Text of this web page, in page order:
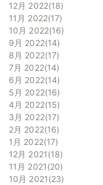
12月 2022 18
11月 2022 17
10月 2022 16
9月 2022 14
8月 2022 17
7月 2022 14
6月 2022 14
5月 2022 16
4月 2022 15
3月 2022 17
2月 2022 16
1月 2022 17
12月 2021 18
11月 2021 20
10月 2021 23